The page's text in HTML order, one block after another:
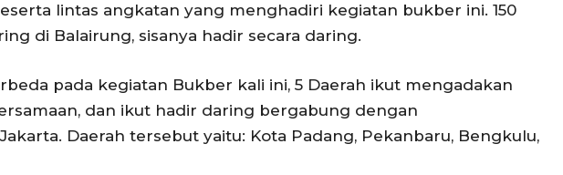
lintas angkatan yang menghadiri kegiatan bukber ini. 150
di Balairung, sisanya hadir secara daring.
pada kegiatan Bukber kali ini, 5 Daerah ikut mengadakan
dan ikut hadir daring bergabung dengan
Daerah tersebut yaitu: Kota Padang, Pekanbaru, Bengkulu,